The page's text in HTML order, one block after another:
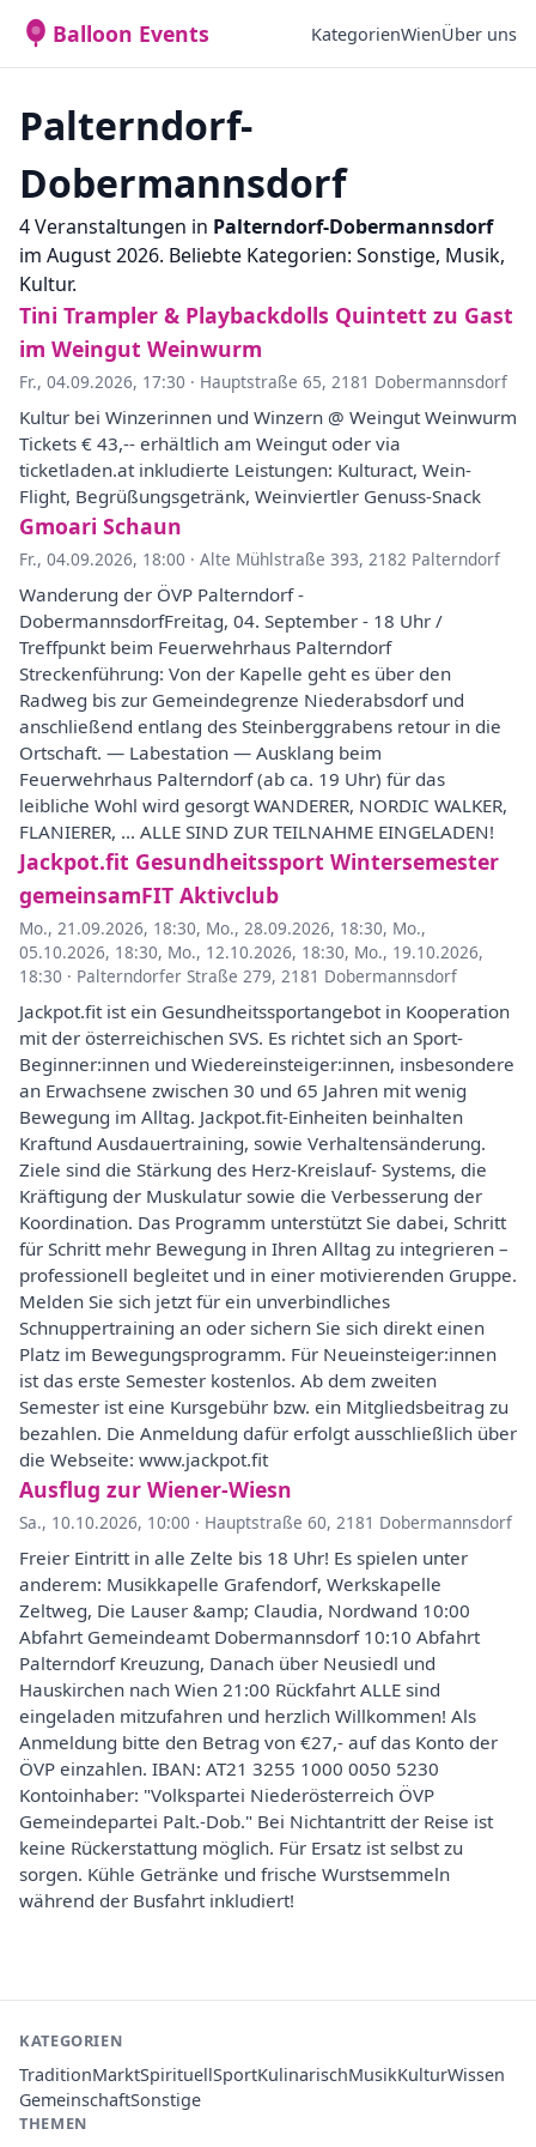
Balloon Events KategorienWienÜber uns
Palterndorf-
Dobermannsdorf
4 Veranstaltungen in Palterndorf-Dobermannsdorf
im August 2026. Beliebte Kategorien: Sonstige, Musik,
Kultur.
Tini Trampler & Playbackdolls Quintett zu Gast
im Weingut Weinwurm
Fr., 04.09.2026, 17:30 · Hauptstraße 65, 2181 Dobermannsdorf
Kultur bei Winzerinnen und Winzern @ Weingut Weinwurm
Tickets € 43,-- erhältlich am Weingut oder via
ticketladen.at inkludierte Leistungen: Kulturact, Wein-
Flight, Begrüßungsgetränk, Weinviertler Genuss-Snack
Gmoari Schaun
Fr., 04.09.2026, 18:00 · Alte Mühlstraße 393, 2182 Palterndorf
Wanderung der ÖVP Palterndorf -
DobermannsdorfFreitag, 04. September - 18 Uhr /
Treffpunkt beim Feuerwehrhaus Palterndorf
Streckenführung: Von der Kapelle geht es über den
Radweg bis zur Gemeindegrenze Niederabsdorf und
anschließend entlang des Steinberggrabens retour in die
Ortschaft. — Labestation — Ausklang beim
Feuerwehrhaus Palterndorf (ab ca. 19 Uhr) für das
leibliche Wohl wird gesorgt WANDERER, NORDIC WALKER,
FLANIERER, ... ALLE SIND ZUR TEILNAHME EINGELADEN!
Jackpot.fit Gesundheitssport Wintersemester
gemeinsamFIT Aktivclub
Mo., 21.09.2026, 18:30, Mo., 28.09.2026, 18:30, Mo.,
05.10.2026, 18:30, Mo., 12.10.2026, 18:30, Mo., 19.10.2026,
18:30 · Palterndorfer Straße 279, 2181 Dobermannsdorf
Jackpot.fit ist ein Gesundheitssportangebot in Kooperation
mit der österreichischen SVS. Es richtet sich an Sport-
Beginner:innen und Wiedereinsteiger:innen, insbesondere
an Erwachsene zwischen 30 und 65 Jahren mit wenig
Bewegung im Alltag. Jackpot.fit-Einheiten beinhalten
Kraftund Ausdauertraining, sowie Verhaltensänderung.
Ziele sind die Stärkung des Herz-Kreislauf- Systems, die
Kräftigung der Muskulatur sowie die Verbesserung der
Koordination. Das Programm unterstützt Sie dabei, Schritt
für Schritt mehr Bewegung in Ihren Alltag zu integrieren –
professionell begleitet und in einer motivierenden Gruppe.
Melden Sie sich jetzt für ein unverbindliches
Schnuppertraining an oder sichern Sie sich direkt einen
Platz im Bewegungsprogramm. Für Neueinsteiger:innen
ist das erste Semester kostenlos. Ab dem zweiten
Semester ist eine Kursgebühr bzw. ein Mitgliedsbeitrag zu
bezahlen. Die Anmeldung dafür erfolgt ausschließlich über
die Webseite: www.jackpot.fit
Ausflug zur Wiener-Wiesn
Sa., 10.10.2026, 10:00 · Hauptstraße 60, 2181 Dobermannsdorf
Freier Eintritt in alle Zelte bis 18 Uhr! Es spielen unter
anderem: Musikkapelle Grafendorf, Werkskapelle
Zeltweg, Die Lauser &amp; Claudia, Nordwand 10:00
Abfahrt Gemeindeamt Dobermannsdorf 10:10 Abfahrt
Palterndorf Kreuzung, Danach über Neusiedl und
Hauskirchen nach Wien 21:00 Rückfahrt ALLE sind
eingeladen mitzufahren und herzlich Willkommen! Als
Anmeldung bitte den Betrag von €27,- auf das Konto der
ÖVP einzahlen. IBAN: AT21 3255 1000 0050 5230
Kontoinhaber: "Volkspartei Niederösterreich ÖVP
Gemeindepartei Palt.-Dob." Bei Nichtantritt der Reise ist
keine Rückerstattung möglich. Für Ersatz ist selbst zu
sorgen. Kühle Getränke und frische Wurstsemmeln
während der Busfahrt inkludiert!
KATEGORIEN
TraditionMarktSpirituellSportKulinarischMusikKulturWissen
GemeinschaftSonstige
THEMEN